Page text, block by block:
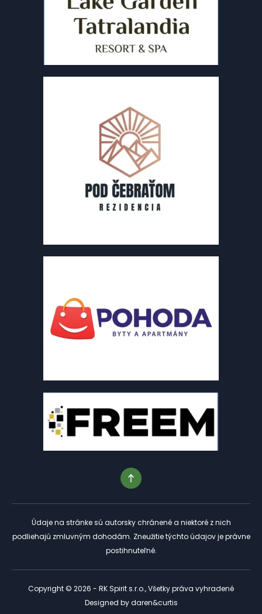
Údaje na stránke sú autorsky chránené a niektoré z nich
podliehajú zmluvným dohodám. Zneužitie týchto údajov je právne
postihnuteľné.
Copyright © 2026 - RK Spirit s.r.o., Všetky práva vyhradené
Designed bydaren&curtis